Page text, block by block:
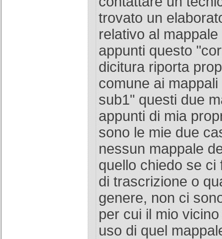
trovato un
relativo al
appunti questo
dicitura riporta
comune ai
sub1" questi due
appunti di mia
sono le mie due
nessun mappale
quello chiedo se
di trascrizione o
genere, non ci
per cui il mio
uso di quel